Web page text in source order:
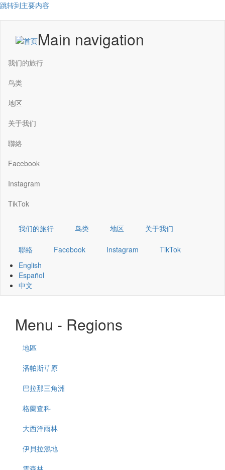
跳转到主要内容
Main navigation
我们的旅行
鸟类
地区
关于我们
聯絡
Facebook
Instagram
TikTok
我们的旅行 鸟类 地区 关于我们
聯絡 Facebook Instagram
TikTok
English
Español
中文
Menu - Regions
地區
潘帕斯草原
巴拉那三角洲
格蘭查科
大西洋雨林
伊貝拉濕地